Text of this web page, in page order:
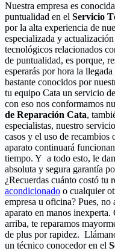
Nuestra empresa es
puntualidad en el Servicio
por la alta experiencia de
especializada y
tecnológicos relacionados
de puntualidad, es porque,
esperarás por hora la
bastante conocidos por
tu equipo Cata un servicio
con eso nos conformamos
de Reparación Cata,
especialistas, nuestro
casos y el uso de recambios
aparato continuará
tiempo. Y a todo esto, le
absoluta y segura garantía
¿Recuerdas cuánto costó tu
acondicionado o cualquier
empresa u oficina? Pues, no
aparato en manos
arriba, te reparamos
de plus por rapidez.
un técnico conocedor en el